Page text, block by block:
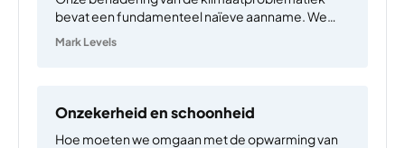
bevat een fundamenteel naïeve aanname. We
zien de opwarming van de aarde als een gevolg
Mark Levels
Onzekerheid en schoonheid
Hoe moeten we omgaan met de opwarming van